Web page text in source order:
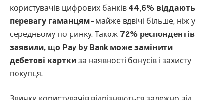
користувачів цифрових банків 44,6% віддають
перевагу гаманцям– майже вдвічі більше, ніж у
середньому по ринку. Також 72% респондентів
заявили, що Pay by Bank може замінити
дебетові картки за наявності бонусів і захисту
покупця.